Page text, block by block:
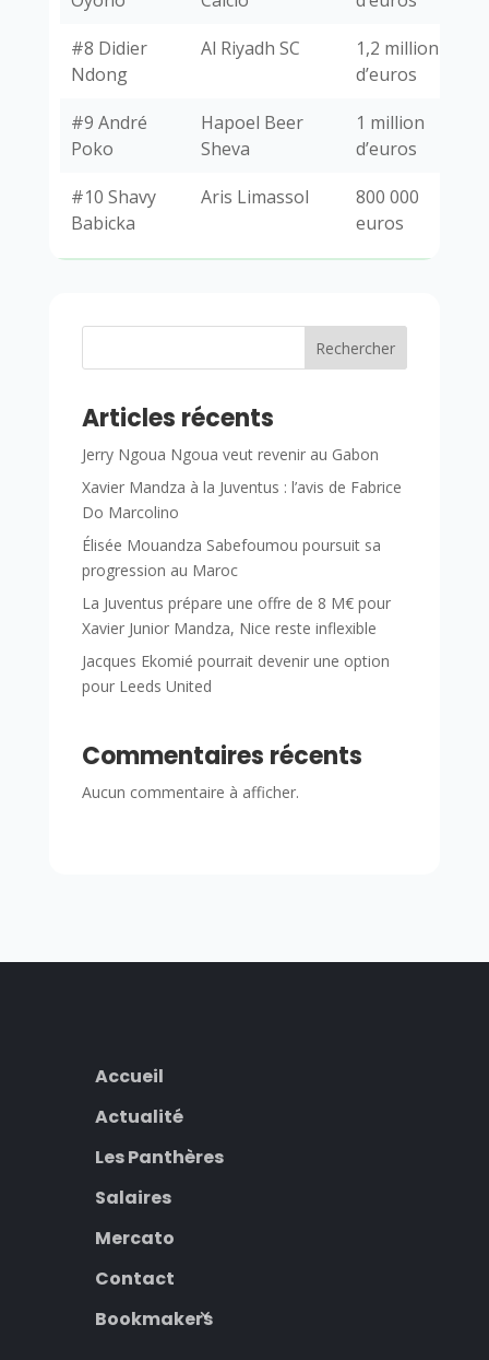
#8 Didier
Ndong
Al Riyadh SC
1,2 million
d’euros
#9 André
Poko
Hapoel Beer
Sheva
1 million
d’euros
#10 Shavy
Babicka
Aris Limassol
800 000
euros
Rechercher
Articles récents
Jerry Ngoua Ngoua veut revenir au Gabon
Xavier Mandza à la Juventus : l’avis de Fabrice
Do Marcolino
Élisée Mouandza Sabefoumou poursuit sa
progression au Maroc
La Juventus prépare une offre de 8 M€ pour
Xavier Junior Mandza, Nice reste inflexible
Jacques Ekomié pourrait devenir une option
pour Leeds United
Commentaires récents
Aucun commentaire à afficher.
Accueil
Actualité
Les Panthères
Salaires
Mercato
Contact
Bookmakers